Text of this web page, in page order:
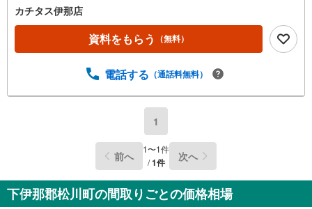
カチタス伊那店
資料をもらう （無料）
電話する （通話料無料）
1
前へ 1〜1件
/1件 次へ
下伊那郡松川町の間取りごとの価格相場